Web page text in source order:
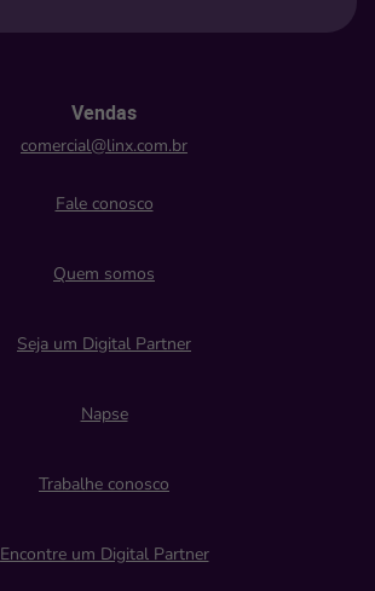
Vendas
comercial@linx.com.br
Fale conosco
Quem somos
Seja um Digital Partner
Napse
Trabalhe conosco
Encontre um Digital Partner